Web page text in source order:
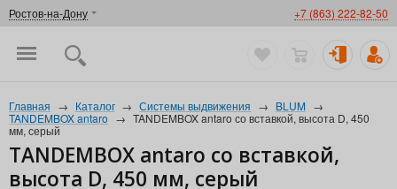
Ростов-на-Дону +7 (863) 222-82-50
Главная → Каталог → Системы выдвижения → BLUM →
TANDEMBOX antaro → TANDEMBOX antaro со вставкой, высота D, 450
мм, серый
TANDEMBOX antaro со вставкой,
высота D, 450 мм, серый